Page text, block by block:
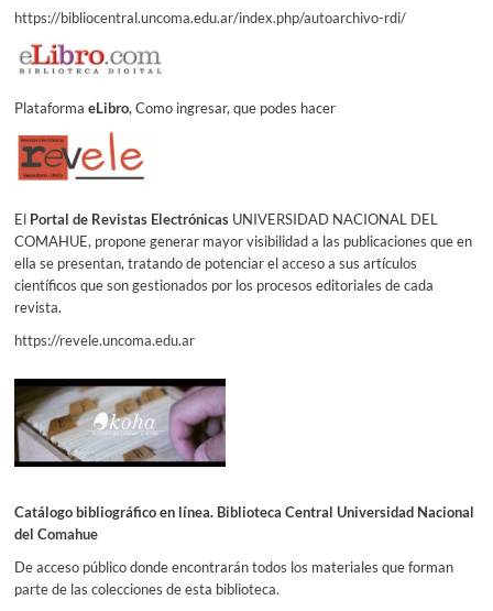
https://bibliocentral.uncoma.edu.ar/index.php/autoarchivo-rdi/
Plataforma eLibro, Como ingresar, que podes hacer
El Portal de Revistas ElectrónicasUNIVERSIDAD NACIONAL DEL
COMAHUE, propone generar mayor visibilidad a las publicaciones que en
ella se presentan, tratando de potenciar el acceso a sus artículos
científicos que son gestionados por los procesos editoriales de cada
revista.
https://revele.uncoma.edu.ar
Catálogo bibliográfico en línea. Biblioteca Central Universidad Nacional
del Comahue
De acceso público donde encontrarán todos los materiales que forman
parte de las colecciones de esta biblioteca.